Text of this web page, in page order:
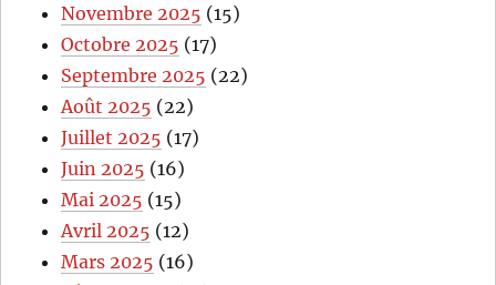
Novembre 2025 (15)
Octobre 2025 (17)
Septembre 2025 (22)
Août 2025 (22)
Juillet 2025 (17)
Juin 2025 (16)
Mai 2025 (15)
Avril 2025 (12)
Mars 2025 (16)